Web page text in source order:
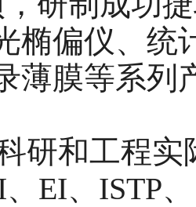
椭偏仪、统
薄膜等系列
研和工程
、EI、ISTP